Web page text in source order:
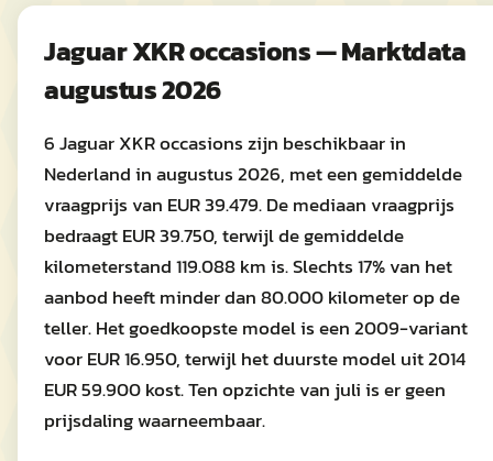
Jaguar XKR occasions — Marktdata
augustus 2026
6 Jaguar XKR occasions zijn beschikbaar in
Nederland in augustus 2026, met een gemiddelde
vraagprijs van EUR 39.479. De mediaan vraagprijs
bedraagt EUR 39.750, terwijl de gemiddelde
kilometerstand 119.088 km is. Slechts 17% van het
aanbod heeft minder dan 80.000 kilometer op de
teller. Het goedkoopste model is een 2009-variant
voor EUR 16.950, terwijl het duurste model uit 2014
EUR 59.900 kost. Ten opzichte van juli is er geen
prijsdaling waarneembaar.